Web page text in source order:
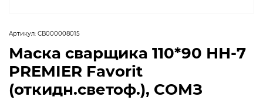
Артикул: СВ000008015
Маска сварщика 110*90 НН-7
PREMIER Favorit
(откидн.светоф.), СОМЗ